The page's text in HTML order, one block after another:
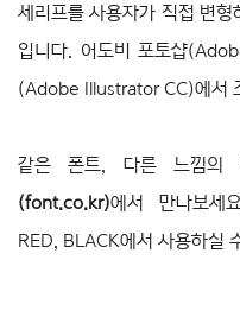
세리프를 사용자가 직접 변
입니다. 어도비 포토샵
(Adobe Illustrator CC)에서
같은 폰트, 다른 느낌의
(font.co.kr)에서 만나보세
RED, BLACK에서 사용하실